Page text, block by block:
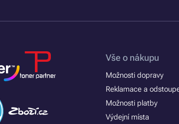
Vše o nákupu
Možnosti dopravy
Reklamace a
Možnosti platby
Výdejní místa